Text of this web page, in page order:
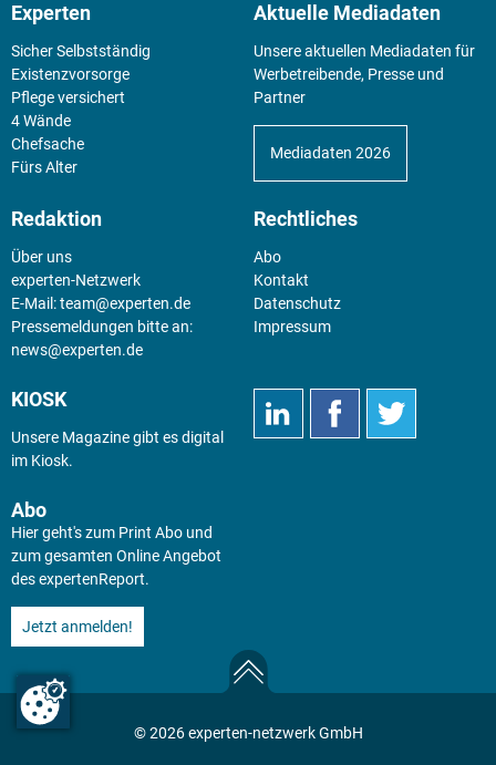
Experten
Sicher Selbstständig
Existenz­vorsorge
Pflege versichert
4 Wände
Chefsache
Fürs Alter
Aktuelle Mediadaten
Unsere aktuellen Mediadaten für
Werbetreibende, Presse und
Partner
Mediadaten 2026
Redaktion
Über uns
experten-Netzwerk
E-Mail:team@experten.de
Pressemeldungen bitte an:
news@experten.de
Rechtliches
Abo
Kontakt
Datenschutz
Impressum
KIOSK
Unsere Magazine gibt es digital
im Kiosk.
Abo
Hier geht's zum Print Abo und
zum gesamten Online Angebot
des expertenReport.
Jetzt anmelden!
© 2026 experten-netzwerk GmbH